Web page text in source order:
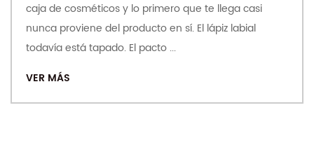
que te llega casi
en sí. El lápiz labial
...
Una caja que nunca
regalos de un museo
VER MÁS